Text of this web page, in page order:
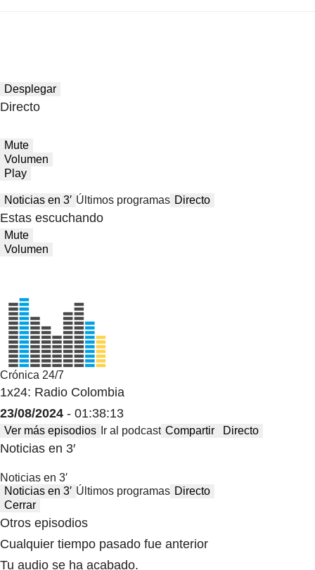
Desplegar
Directo
Mute
Volumen
Play
Noticias en 3′ Últimos programas Directo
Estas escuchando
Mute
Volumen
Crónica 24/7
1x24: Radio Colombia
23/08/2024 - 01:38:13
Ver más episodios Ir al podcast Compartir Directo
Noticias en 3′
Noticias en 3′
Noticias en 3′ Últimos programas Directo
Cerrar
Otros episodios
Cualquier tiempo pasado fue anterior
Tu audio se ha acabado.